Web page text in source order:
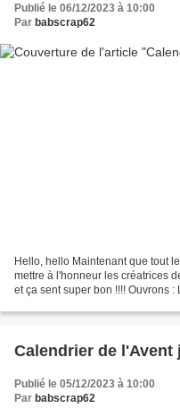
Publié le 06/12/2023 à 10:00
Par babscrap62
Hello, hello Maintenant que tout
mettre à l'honneur les créatrices
et ça sent super bon !!!! Ouvrons
Calendrier de l'Avent
Publié le 05/12/2023 à 10:00
Par babscrap62